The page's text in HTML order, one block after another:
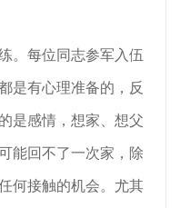
。每位同志参军入伍
是有心理准备的，反
是感情，想家、想父
能回不了一次家，除
何接触的机会。尤其